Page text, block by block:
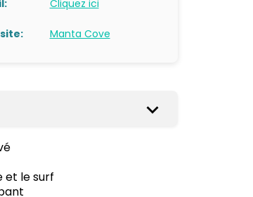
Cliquez ici
Manta Cove
et le surf